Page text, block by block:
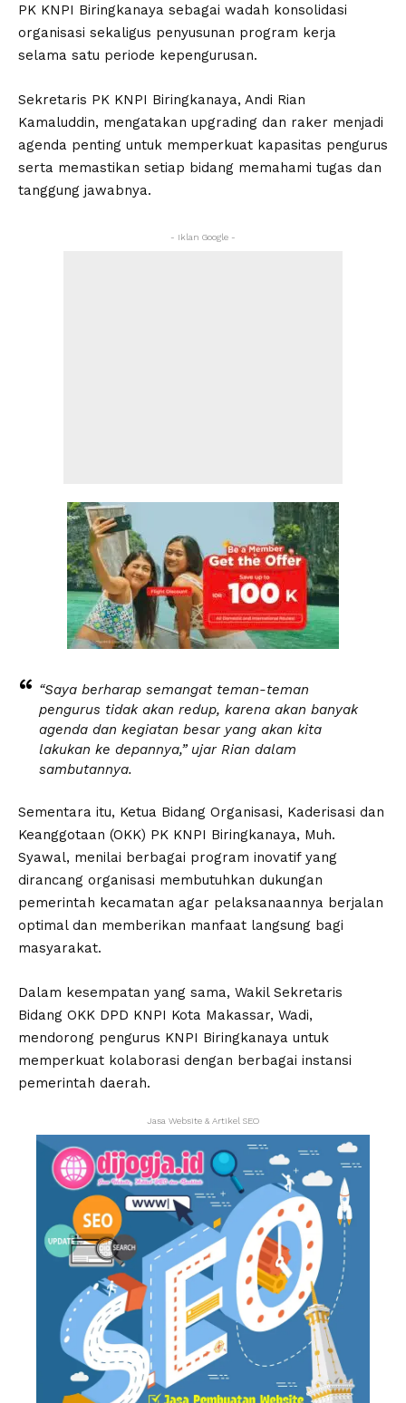
PK KNPI Biringkanaya sebagai wadah konsolidasi
organisasi sekaligus penyusunan program kerja
selama satu periode kepengurusan.
Sekretaris PK KNPI Biringkanaya, Andi Rian
Kamaluddin, mengatakan upgrading dan raker menjadi
agenda penting untuk memperkuat kapasitas pengurus
serta memastikan setiap bidang memahami tugas dan
tanggung jawabnya.
- Iklan Google -
“Saya berharap semangat teman-teman
pengurus tidak akan redup, karena akan banyak
agenda dan kegiatan besar yang akan kita
lakukan ke depannya,” ujar Rian dalam
sambutannya.
Sementara itu, Ketua Bidang Organisasi, Kaderisasi dan
Keanggotaan (OKK) PK KNPI Biringkanaya, Muh.
Syawal, menilai berbagai program inovatif yang
dirancang organisasi membutuhkan dukungan
pemerintah kecamatan agar pelaksanaannya berjalan
optimal dan memberikan manfaat langsung bagi
masyarakat.
Dalam kesempatan yang sama, Wakil Sekretaris
Bidang OKK DPD KNPI Kota Makassar, Wadi,
mendorong pengurus KNPI Biringkanaya untuk
memperkuat kolaborasi dengan berbagai instansi
pemerintah daerah.
Jasa Website & Artikel SEO